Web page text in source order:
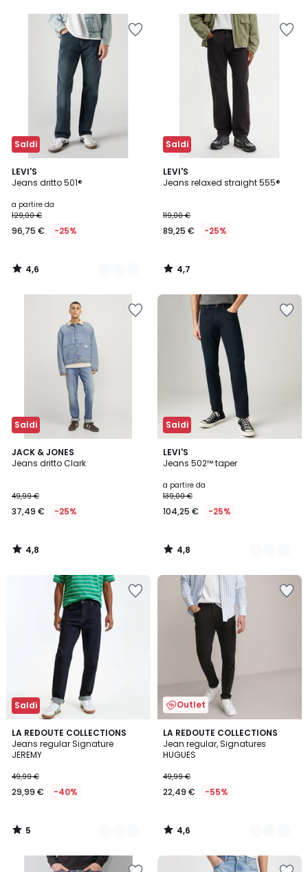
Saldi
LEVI'S
Jeans dritto 501®
a partire da
129,00 €
96,75 € -25%
4,6
/ 5
2
Colori
4,6
/
Saldi
LEVI'S
Jeans relaxed straight 555®
119,00 €
89,25 € -25%
4,7
/ 5
4,7
/
Saldi
JACK & JONES
Jeans dritto Clark
49,99 €
37,49 € -25%
4,8
/ 5
4,8
/
Saldi
LEVI'S
Jeans 502™ taper
a partire da
139,00 €
104,25 € -25%
4,8
/ 5
2
Colori
4,8
/
Saldi
LA REDOUTE COLLECTIONS
Jeans regular Signature
JEREMY
49,99 €
29,99 € -40%
5
/
5
3
Colori
5
/
Outlet
LA REDOUTE COLLECTIONS
Jean regular, Signatures
HUGUES
49,99 €
22,49 € -55%
4,6
/ 5
2
Colori
4,6
/